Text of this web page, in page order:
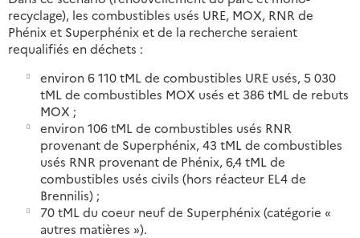
recyclage), les combustibles usés URE, MOX, RNR de
Phénix et Superphénix et de la recherche seraient
requalifiés en déchets :
environ 6 110 tML de combustibles URE usés, 5 030
tML de combustibles MOX usés et 386 tML de rebuts
MOX ;
environ 106 tML de combustibles usés RNR
provenant de Superphénix, 43 tML de combustibles
usés RNR provenant de Phénix, 6,4 tML de
combustibles usés civils (hors réacteur EL4 de
Brennilis) ;
70 tML du coeur neuf de Superphénix (catégorie «
autres matières »).